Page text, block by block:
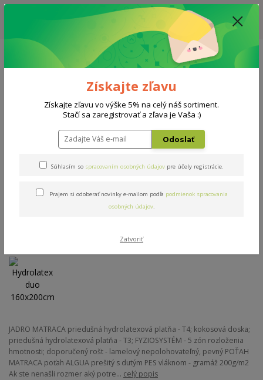
ZĽAVA: VŠETKY VYSTAVENÉ POSTELE ZA 400€ - CENA MATRACU A ROŠTU
PODĽA VÝBERU / DODACIA LEHOTA JE AKTUÁLNE 10-15 PRACOVNÝCH
Menu
0908 777 700 Po-So: 10-18 hod.
0
Matrace Hydrolatex duo 160x200cm
Hydrolatex duo 160x200cm
Novinka
JADRO MATRACA priedušná hydrolatexová platňa - T4; kokosová doska;
priedušná hydrolatexová platňa - T3; FYZIOSYSTÉM - 5 zón rozloženia
hmotnosti; doporučený rošt - lamelový nepolohovateľný, pevný POŤAH
MATRACA poťah ALGUA prešitý s dutým PES vláknom - gramáž 200g/m2
Ak ste nenašli rozmer aký potre... celý popis
Získajte zľavu
Získajte zľavu vo výške 5% na celý náš sortiment.
Stačí sa zaregistrovať a zľava je Vaša :)
Odoslať
Súhlasím so spracovaním osobných údajov pre účely registrácie.
Prajem si odoberať novinky e-mailom podľa podmienok spracovania
osobných údajov.
Zatvoriť